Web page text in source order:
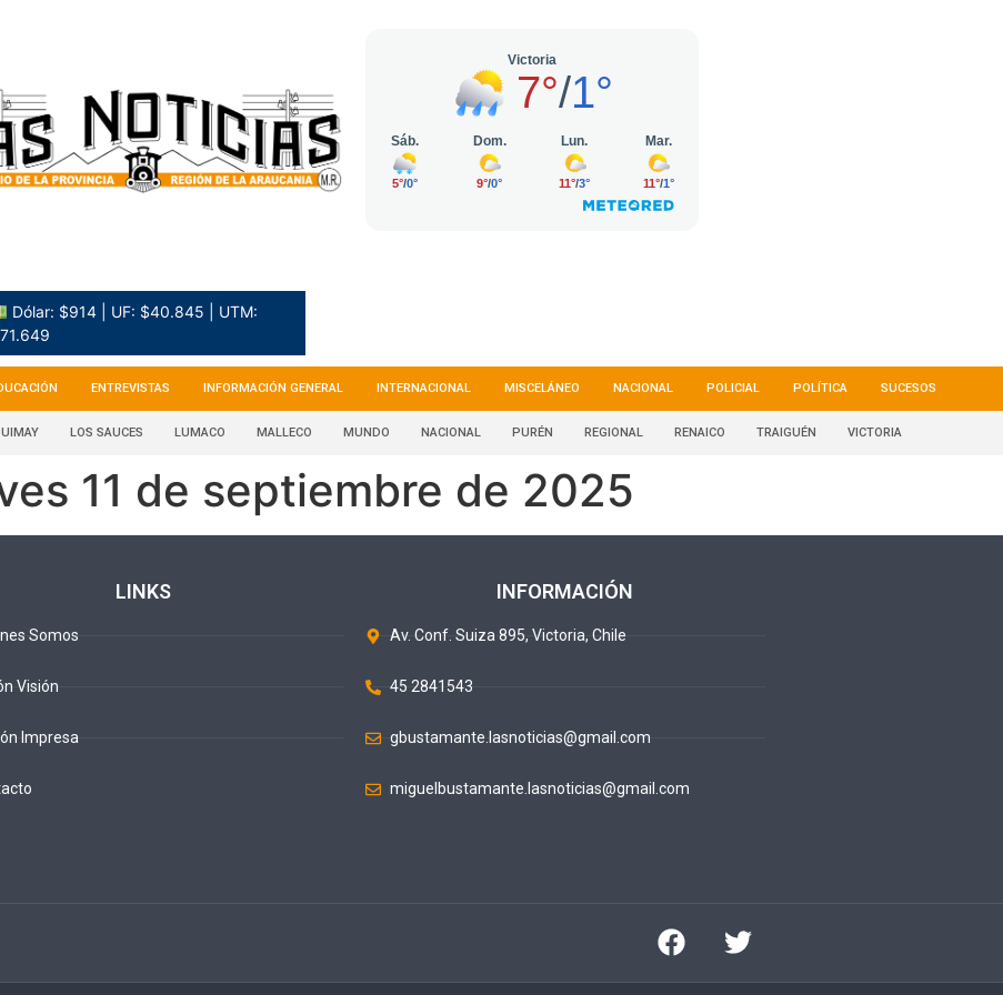
Dólar: $914 | UF: $40.845 | UTM:
ENTREVISTAS INFORMACIÓN GENERAL INTERNACIONAL MISCELÁNEO NACIONAL POLICIAL POLÍTICA SUCESOS
LOS SAUCES LUMACO MALLECO MUNDO NACIONAL PURÉN REGIONAL RENAICO TRAIGUÉN VICTORIA
11 de septiembre de 2025
LINKS
Somos
Visión
Impresa
INFORMACIÓN
Av. Conf. Suiza 895, Victoria, Chile
45 2841543
gbustamante.lasnoticias@gmail.com
miguelbustamante.lasnoticias@gmail.com